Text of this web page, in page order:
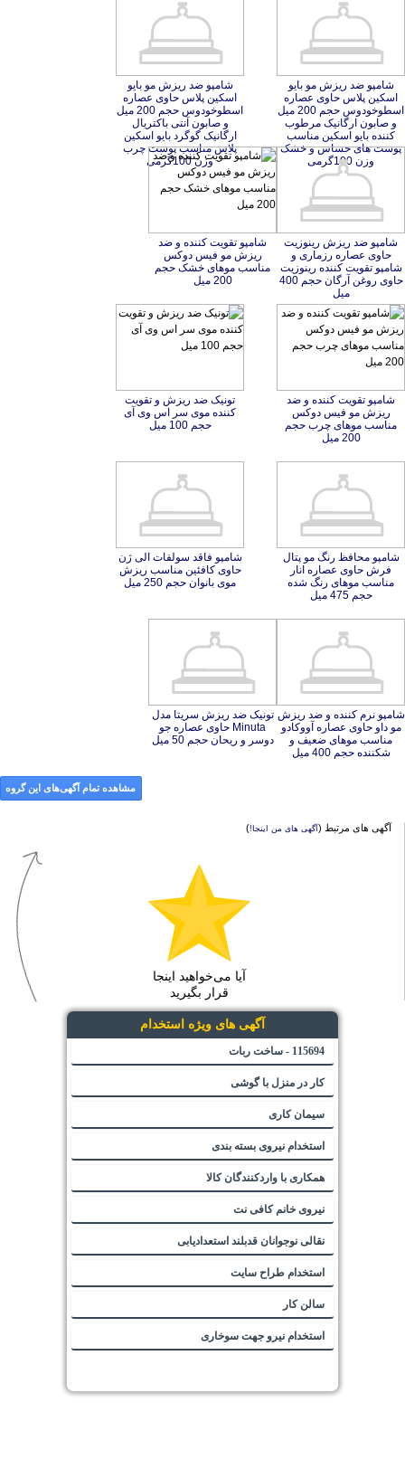
شامپو ضد ریزش مو بایو
اسکین پلاس حاوی عصاره
اسطوخودوس حجم 200 میل
و صابون ارگانیک مرطوب
کننده بایو اسکین مناسب
پوست های حساس و خشک
وزن 100گرمی
شامپو ضد ریزش مو بایو
اسکین پلاس حاوی عصاره
اسطوخودوس حجم 200 میل
و صابون آنتی باکتریال
ارگانیک گوگرد بایو اسکین
پلاس مناسب پوست چرب
وزن 100گرمی
شامپو ضد ریزش رینوزیت
حاوی عصاره رزماری و
شامپو تقویت کننده رینوزیت
حاوی روغن آرگان حجم 400
میل
شامپو تقویت کننده و ضد
ریزش مو فیس دوکس
مناسب موهای خشک حجم
200 میل
شامپو تقویت کننده و ضد
ریزش مو فیس دوکس
مناسب موهای چرب حجم
200 میل
تونیک ضد ریزش و تقویت
کننده موی سر اس وی آی
حجم 100 میل
شامپو محافظ رنگ مو پتال
فرش حاوی عصاره انار
مناسب موهای رنگ شده
حجم 475 میل
شامپو فاقد سولفات الی ژن
حاوی کافئین مناسب ریزش
موی بانوان حجم 250 میل
شامپو نرم کننده و ضد ریزش
مو داو حاوی عصاره آووکادو
مناسب موهای ضعیف و
شکننده حجم 400 میل
تونیک ضد ریزش سریتا مدل
Minuta حاوی عصاره جو
دوسر و ریحان حجم 50 میل
مشاهده تمام آگهی‌های این گروه
آگهی های مرتبط (آگهی های من اینجا!)
آیا می‌خواهید اینجا
قرار بگیرید
آگهی های ویژه استخدام
115694 - ساخت ربات
کار در منزل با گوشی
سیمان کاری
استخدام نیروی بسته بندی
همکاری با واردکنندگان کالا
نیروی خانم کافی نت
نقالی نوجوانان قدبلند استعدادیابی
استخدام طراح سایت
سالن کار
استخدام نیرو جهت سوخاری